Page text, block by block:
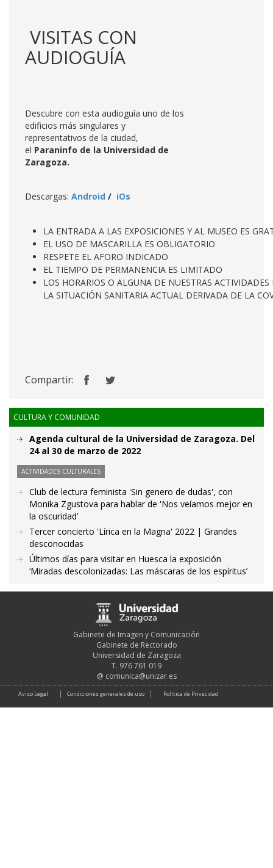
VISITAS CON
AUDIOGUÍA
Descubre con esta audioguía uno de los
edificios más singulares y
representativos de la ciudad,
el Paraninfo de la Universidad de
Zaragoza.
Descargas: Android / iOs
LA ENTRADA A LAS EXPOSICIONES Y AL MUSEO ES
EL USO DE MASCARILLA ES OBLIGATORIO
RESPETE EL AFORO INDICADO
EL TIEMPO DE PERMANENCIA ES LIMITADO
LOS HORARIOS O ALGUNA DE NUESTRAS
LA SITUACIÓN SANITARIA ACTUAL DERIVADA DE LA
Compartir:
CULTURA Y COMUNIDAD
Agenda cultural de la Universidad de Zaragoza. Del
24 al 30 de marzo de 2022
ACTIVIDADES CULTURALES
Club de lectura feminista 'Sin genero de dudas', con
Monika Zgustova para hablar de 'Nos veíamos mejor en
la oscuridad'
Tercer concierto 'Lírica en la Magna' 2022 | Grandes
desconocidas
Últimos días para visitar en Huesca la exposición
‘Miradas descolonizadas: Las máscaras de los espíritus’
Gabinete de Imagen y Comunicación
Gabinete de Rectorado
Universidad de Zaragoza
T. 976 761 019
@ comunica@unizar.es
Aviso Legal Condiciones generales de uso Política de Privacidad